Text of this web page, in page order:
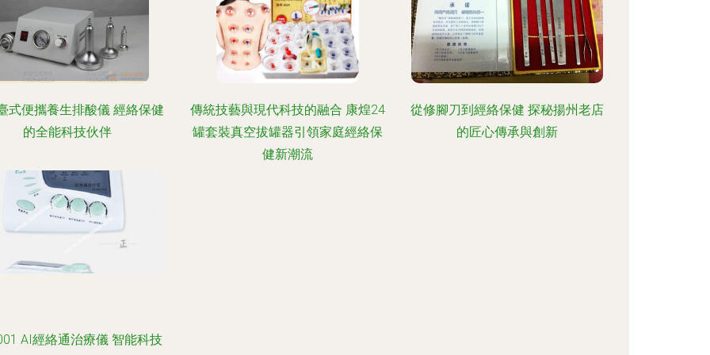
式便攜養生排酸儀 經絡保健
的全能科技伙伴
傳統技藝與現代科技的融合 康煌24
罐套裝真空拔罐器引領家庭經絡保
健新潮流
從修腳刀到經絡保健 探秘揚州老店
的匠心傳承與創新
AI經絡通治療儀 智能科技